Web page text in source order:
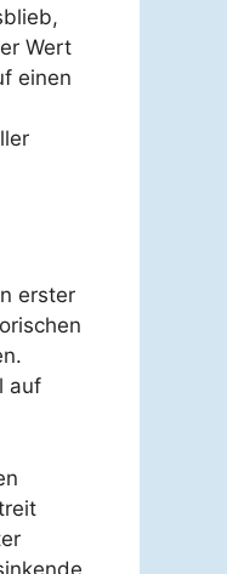
Wert
einen
erster
auf